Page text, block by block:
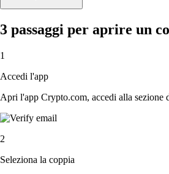
3 passaggi per aprire un
1
Accedi l'app
Apri l'app Crypto.com, accedi alla
2
Seleziona la coppia